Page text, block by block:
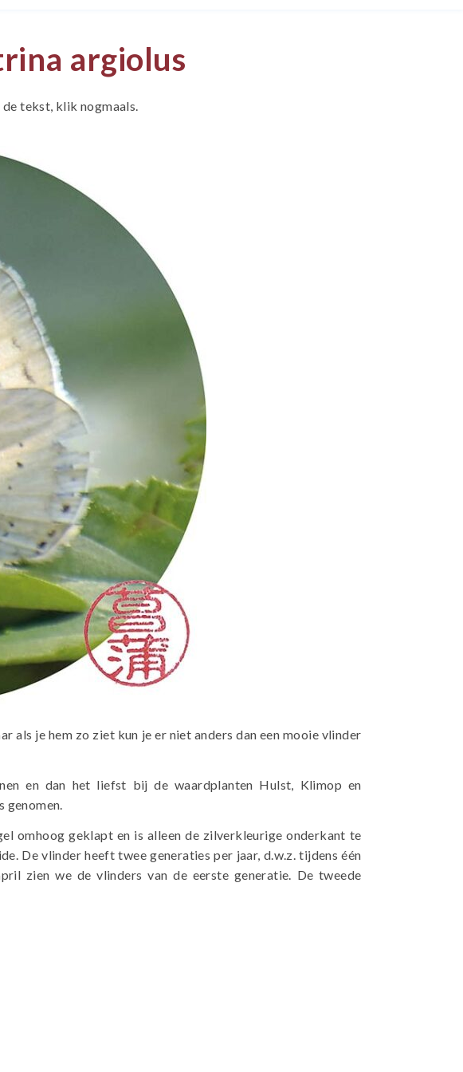
argiolus
tekst, klik nogmaals.
je hem zo ziet kun je er niet anders dan een mooie vlinder
en dan het liefst bij de waardplanten Hulst, Klimop en
genomen.
omhoog geklapt en is alleen de zilverkleurige onderkant te
De vlinder heeft twee generaties per jaar, d.w.z. tijdens één
zien we de vlinders van de eerste generatie. De tweede